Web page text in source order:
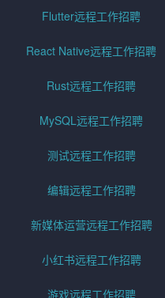
Flutter远程工作招聘
React Native远程工作招聘
Rust远程工作招聘
MySQL远程工作招聘
测试远程工作招聘
编辑远程工作招聘
新媒体运营远程工作招聘
小红书远程工作招聘
游戏远程工作招聘